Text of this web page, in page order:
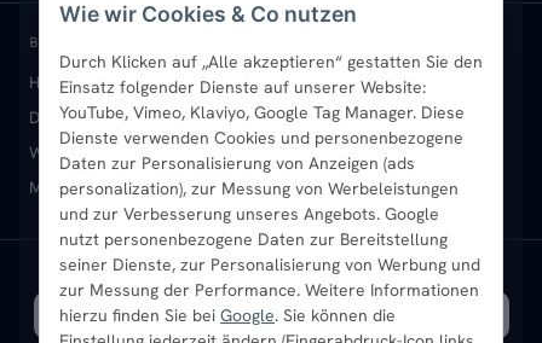
Wie wir Cookies & Co nutzen
Durch Klicken auf „Alle akzeptieren“ gestatten Sie den
Einsatz folgender Dienste auf unserer Website:
YouTube, Vimeo, Klaviyo, Google Tag Manager. Diese
Dienste verwenden Cookies und personenbezogene
Daten zur Personalisierung von Anzeigen (ads
personalization), zur Messung von Werbeleistungen
und zur Verbesserung unseres Angebots. Google
nutzt personenbezogene Daten zur Bereitstellung
seiner Dienste, zur Personalisierung von Werbung und
zur Messung der Performance. Weitere Informationen
hierzu finden Sie bei Google. Sie können die
Paneelheizkörper
Vertikal-Heizkörper
Heizkörper-Zubehör
Rückgabe & Widerruf
Garantie & Gewährleistung
Montageservice vor Ort
Sendung verfolgen
Standort & Abholung Jüchen
B2B-Kunden
Karriere
Ratgeber
Bestpreisgarantie
Anmelden / Mein Konto
Merkliste
Newsletter
Aktuelle Angebote
BELIEBTE KATEGORIEN
Heizkörper kaufenBadheizkörperHandtuchheizkörper
Design-HeizkörperPaneelheizkörperVertikal-Heizkörper
Wandheizkörper Wohnraum-Heizkörper Badheizkörper Schwarz
Mischbetrieb-HeizkörperHeizkörper-ZubehörAktuelle Angebote
SICHERE ZAHLUNG VERSAND MIT